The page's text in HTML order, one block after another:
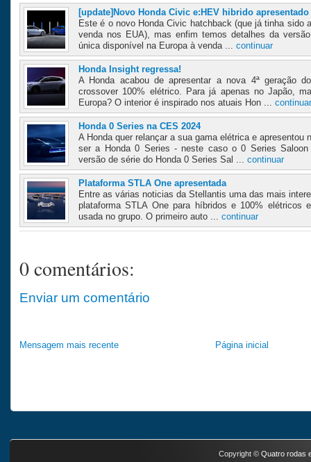
[update]Novo Honda Civic e:HEV hibrido apresentado
Este é o novo Honda Civic hatchback (que já tinha sido
venda nos EUA), mas enfim temos detalhes da
única disponível na Europa à venda ... continuar
Honda Insight regressa!
A Honda acabou de apresentar a nova 4ª geração
crossover 100% elétrico. Para já apenas no Japão,
Europa? O interior é inspirado nos atuais Hon ... continuar
Honda 0 Series na CES 2024
A Honda quer relançar a sua gama elétrica e apresentou
ser a Honda 0 Series - neste caso o 0 Series
versão de série do Honda 0 Series Sal ... continuar
Plataforma STLA One apresentada
Entre as várias noticias da Stellantis uma das mais
plataforma STLA One para híbridos e 100% elétricos
usada no grupo. O primeiro auto ... continuar
0 comentários:
Enviar um comentário
Mensagem mais recente Página inicial
Copyright © Quatro rodas